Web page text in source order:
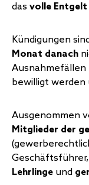
das volle Entgelt
Kündigungen
Monat danach
Ausnahmefällen
bewilligt werden
Ausgenommen
Mitglieder der
Lehrlinge und